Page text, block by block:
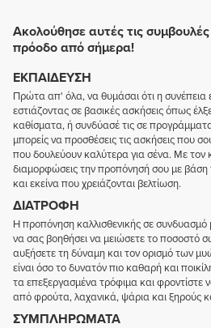
Ακολούθησε αυτές τις συμβουλές
πρόοδο από σήμερα!
ΕΚΠΑΊΔΕΥΣΗ
Πρώτα απ' όλα, να θυμάσαι ότι η συνέπεια
εστιάζοντας σε βασικές ασκήσεις όπως
καθίσματα, ή συνδύασέ τις σε
μπορείς να προσθέσεις τις ασκήσεις που
που δουλεύουν καλύτερα για σένα. Με τον
διαμορφώσεις την προπόνησή σου με
και εκείνα που χρειάζονται βελτίωση.
ΔΙΑΤΡΟΦΉ
Η προπόνηση καλλισθενικής σε
να σας βοηθήσει να μειώσετε το ποσοστό
αυξήσετε τη δύναμη και τον ορισμό των
είναι όσο το δυνατόν πιο καθαρή και
τα επεξεργασμένα τρόφιμα και φροντίστε
από φρούτα, λαχανικά, ψάρια και ξηρούς
ΣΥΜΠΛΗΡΏΜΑΤΑ